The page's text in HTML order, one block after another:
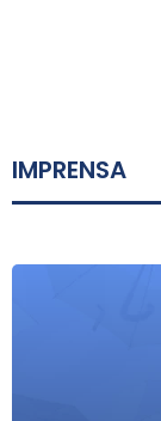
IMPRENSA